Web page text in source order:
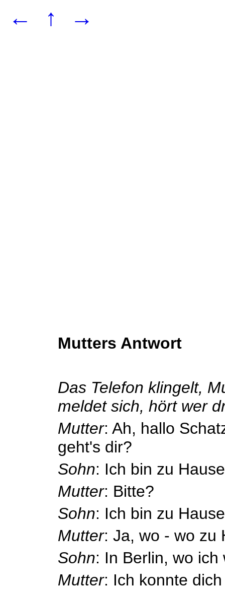
← ↑ →
Mutters Antwort
Das Telefon klingelt,
meldet sich, hört wer
Mutter: Ah, hallo
geht's dir?
Sohn: Ich bin zu
Mutter: Bitte?
Sohn: Ich bin zu
Mutter: Ja, wo - wo zu
Sohn: In Berlin, wo ich
Mutter: Ich konnte